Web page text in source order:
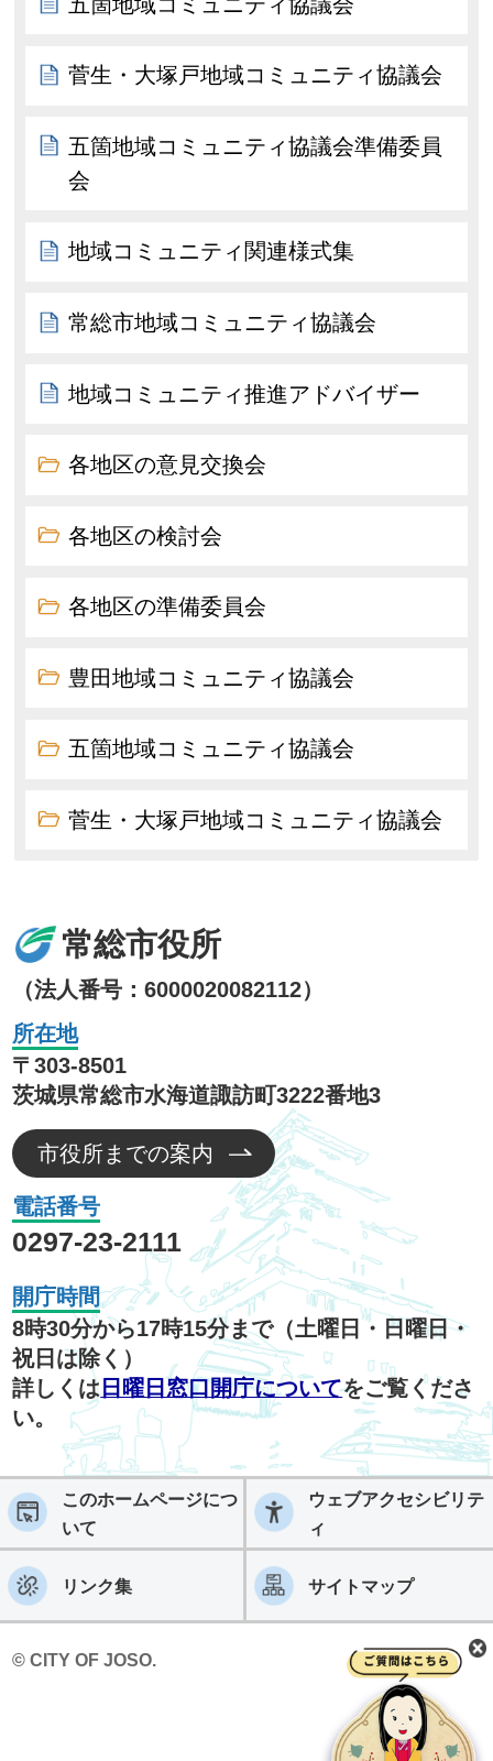
菅生・大塚戸地域コミュニティ協議会
五箇地域コミュニティ協議会準備委員
会
地域コミュニティ関連様式集
常総市地域コミュニティ協議会
地域コミュニティ推進アドバイザー
各地区の意見交換会
各地区の検討会
各地区の準備委員会
豊田地域コミュニティ協議会
五箇地域コミュニティ協議会
菅生・大塚戸地域コミュニティ協議会
常総市役所
（法人番号：6000020082112）
所在地
〒303-8501
茨城県常総市水海道諏訪町3222番地3
市役所までの案内
電話番号
0297-23-2111
開庁時間
8時30分から17時15分まで（土曜日・日曜日・
祝日は除く）
詳しくは 日曜日窓口開庁についてをご覧くださ
い。
このホームページにつ
いて
ウェブアクセシビリテ
ィ
リンク集 サイトマップ
© CITY OF JOSO.